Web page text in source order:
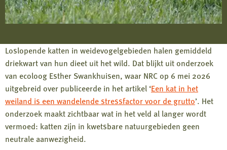
Loslopende katten in weidevogelgebieden halen gemiddeld
driekwart van hun dieet uit het wild. Dat blijkt uit onderzoek
van ecoloog Esther Swankhuisen, waar NRC op 6 mei 2026
uitgebreid over publiceerde in het artikel ‘Een kat in het
weiland is een wandelende stressfactor voor de grutto’. Het
onderzoek maakt zichtbaar wat in het veld al langer wordt
vermoed: katten zijn in kwetsbare natuurgebieden geen
neutrale aanwezigheid.